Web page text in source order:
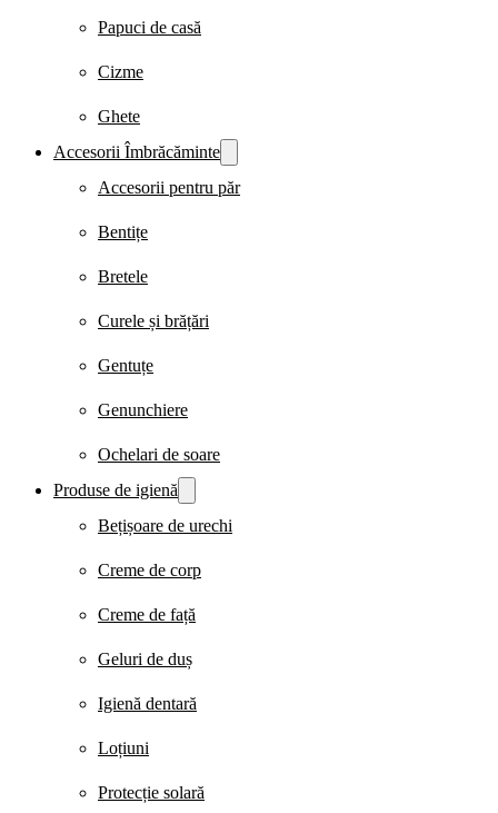
Papuci de casă
Cizme
Ghete
Accesorii Îmbrăcăminte
Accesorii pentru păr
Bentițe
Bretele
Curele și brățări
Gentuțe
Genunchiere
Ochelari de soare
Produse de igienă
Bețișoare de urechi
Creme de corp
Creme de față
Geluri de duș
Igienă dentară
Loțiuni
Protecție solară